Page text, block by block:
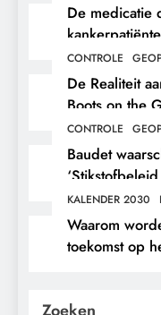
De medicatie
hun eigen
CONTROLE
De Realiteit
Boots on the
CONTROLE
Baudet
en immigratie’.
KALENDER 2030
Waarom
toekomst op